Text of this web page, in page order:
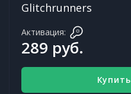
Glitchrunners
Активация:
289 руб.
Купить